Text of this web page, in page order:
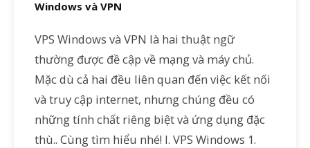
Windows và VPN
VPS Windows và VPN là hai thuật ngữ
thường được đề cập về mạng và máy chủ.
Mặc dù cả hai đều liên quan đến việc kết nối
và truy cập internet, nhưng chúng đều có
những tính chất riêng biệt và ứng dụng đặc
thù.. Cùng tìm hiểu nhé! I. VPS Windows 1.